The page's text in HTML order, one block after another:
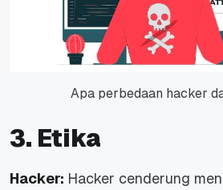
Apa perbedaan hacker
3. Etika
Hacker: Hacker cenderung